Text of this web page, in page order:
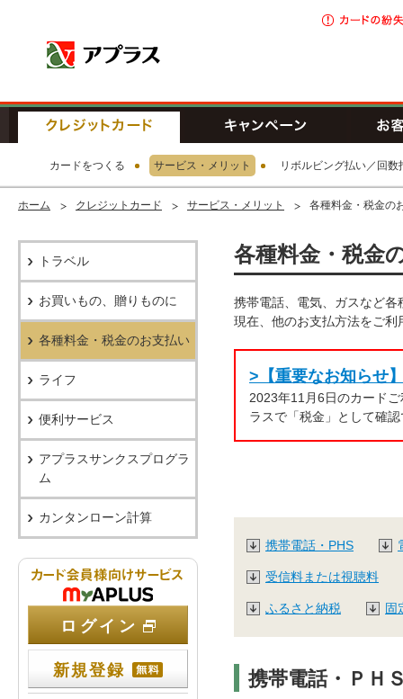
カードをつくる サービス・メリット リボルビング払い／回数
ホーム クレジットカード サービス・メリット 各種料金・税金の
各種料金・税金
携帯電話、電気、ガスなど
現在、他のお支払方法をご
>【重要なお知らせ
2023年11月6日のカード
ラスで「税金」として確
携帯電話・PHS
受信料または視聴料
ふるさと納税 固
携帯電話・ＰＨ
トラベル
お買いもの、贈りものに
各種料金・税金のお支払い
ライフ
便利サービス
アプラスサンクスプログラ
ム
カンタンローン計算
カード会員向けサービス
ログイン
新規登録